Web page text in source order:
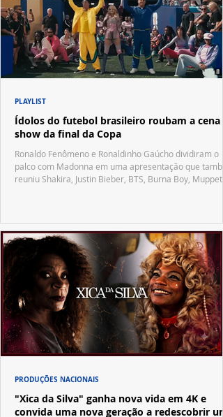
Ídolos do futebol brasileiro roubam a cena
show da final da Copa
Ronaldo Fenômeno e Ronaldinho Gaúcho dividiram o
palco com Madonna em uma apresentação que
reuniu Shakira, Justin Bieber, BTS, Burna Boy, Muppets,
PLAYLIST
"Xica da Silva" ganha nova vida em 4K e
convida uma nova geração a redescobrir um
PRODUÇÕES NACIONAIS